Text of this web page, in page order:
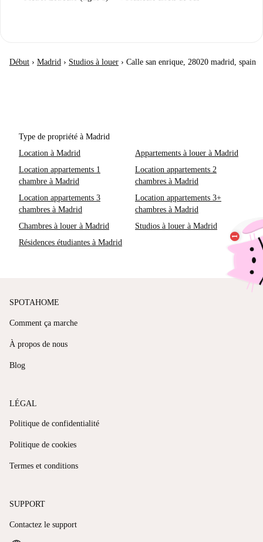
Début › Madrid › Studios à louer › Calle san enrique, 28020 madrid, spain
Type de propriété à Madrid
Location à Madrid
Appartements à louer à Madrid
Location appartements 1
chambre à Madrid
Location appartements 2
chambres à Madrid
Location appartements 3
chambres à Madrid
Location appartements 3+
chambres à Madrid
Chambres à louer à Madrid
Studios à louer à Madrid
Résidences étudiantes à Madrid
SPOTAHOME
Comment ça marche
À propos de nous
Blog
LÉGAL
Politique de confidentialité
Politique de cookies
Termes et conditions
SUPPORT
Contactez le support